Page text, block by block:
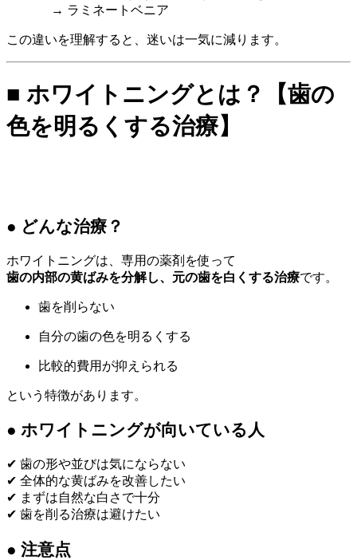
→ ラミネートベニア
この違いを理解すると、迷いは一気に減ります。
■ ホワイトニングとは？【歯の
色を明るくする治療】
● どんな治療？
ホワイトニングは、専用の薬剤を使って
歯の内部の黄ばみを分解し、元の歯を白くする治療です。
歯を削らない
自分の歯の色を明るくする
比較的費用が抑えられる
という特徴があります。
● ホワイトニングが向いている人
✔ 歯の形や並びは気にならない
✔ 全体的な黄ばみを改善したい
✔ まずは自然な白さで十分
✔ 歯を削る治療は避けたい
● 注意点